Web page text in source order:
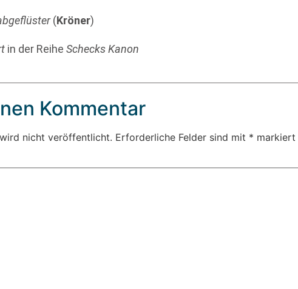
(Kröner)
in der ReiheSchecks Kanon
Kommentar
nicht veröffentlicht. Erforderliche Felder sind mit * markiert